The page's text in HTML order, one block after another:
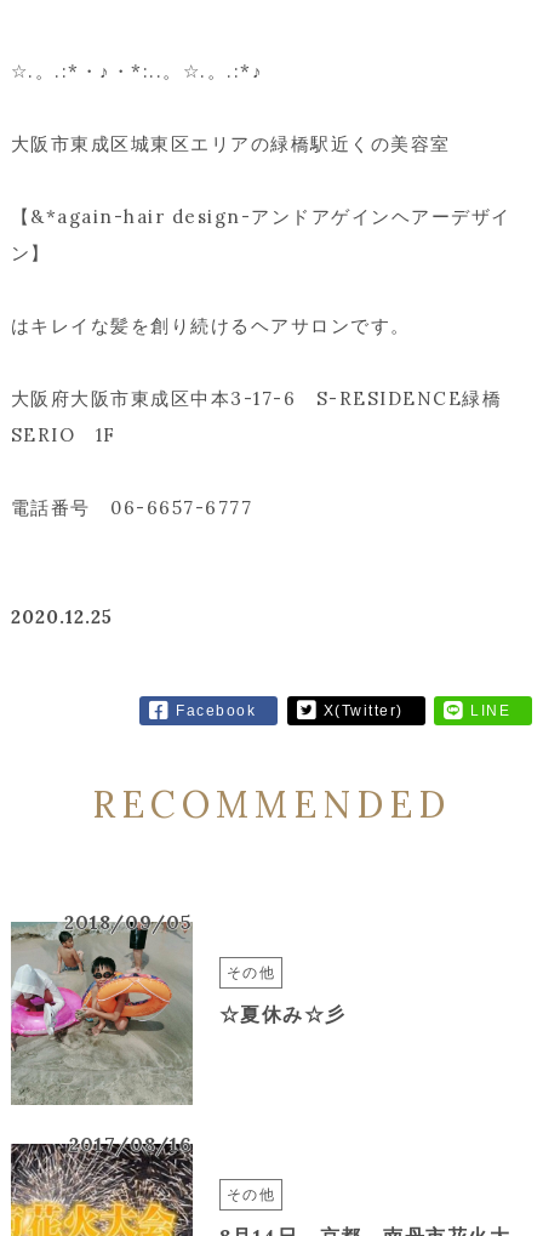
☆.。.:*・♪・*:..。☆.。.:*♪
大阪市東成区城東区エリアの緑橋駅近くの美容室
【&*again-hair design-アンドアゲインヘアーデザイ
ン】
はキレイな髪を創り続けるヘアサロンです。
大阪府大阪市東成区中本3-17-6 S-RESIDENCE緑橋
SERIO 1F
電話番号 06-6657-6777
2020.12.25
Facebook X(Twitter) LINE
RECOMMENDED
2018/09/05
その他
☆夏休み☆彡
2017/08/16
その他